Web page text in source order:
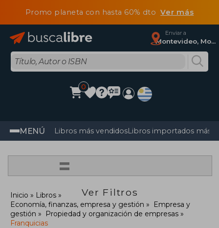
Promo planeta con hasta 60% dtoVer más
Enviar a
Montevideo, Montevideo
0
MENÚ Libros más vendidosLibros importados más
=
Ver Filtros
Inicio
Libros
Economía, finanzas, empresa y gestión
Empresa y
gestión
Propiedad y organización de empresas
Franquicias